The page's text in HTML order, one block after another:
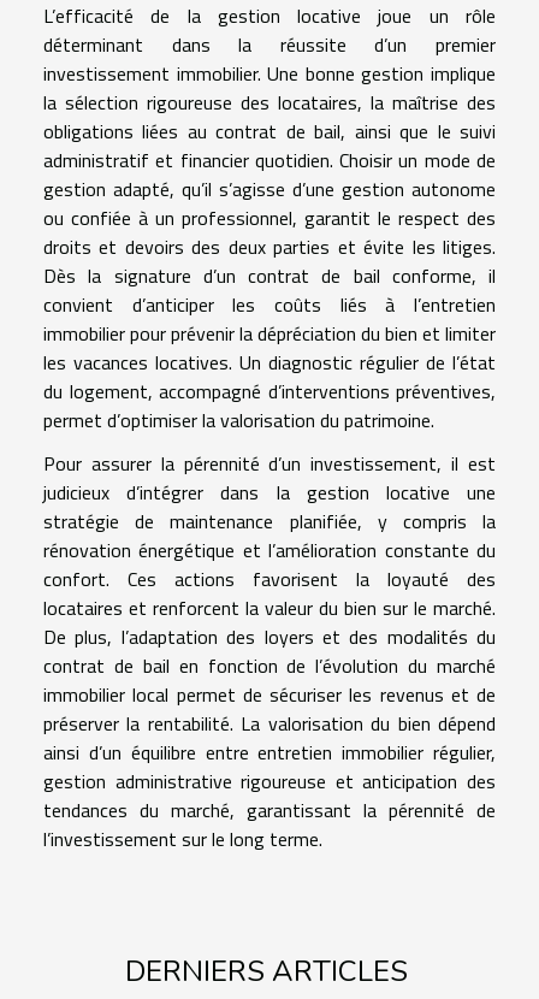
L’efficacité de la gestion locative joue un rôle
déterminant dans la réussite d’un premier
investissement immobilier. Une bonne gestion implique
la sélection rigoureuse des locataires, la maîtrise des
obligations liées au contrat de bail, ainsi que le suivi
administratif et financier quotidien. Choisir un mode de
gestion adapté, qu’il s’agisse d’une gestion autonome
ou confiée à un professionnel, garantit le respect des
droits et devoirs des deux parties et évite les litiges.
Dès la signature d’un contrat de bail conforme, il
convient d’anticiper les coûts liés à l’entretien
immobilier pour prévenir la dépréciation du bien et limiter
les vacances locatives. Un diagnostic régulier de l’état
du logement, accompagné d’interventions préventives,
permet d’optimiser la valorisation du patrimoine.
Pour assurer la pérennité d’un investissement, il est
judicieux d’intégrer dans la gestion locative une
stratégie de maintenance planifiée, y compris la
rénovation énergétique et l’amélioration constante du
confort. Ces actions favorisent la loyauté des
locataires et renforcent la valeur du bien sur le marché.
De plus, l’adaptation des loyers et des modalités du
contrat de bail en fonction de l’évolution du marché
immobilier local permet de sécuriser les revenus et de
préserver la rentabilité. La valorisation du bien dépend
ainsi d’un équilibre entre entretien immobilier régulier,
gestion administrative rigoureuse et anticipation des
tendances du marché, garantissant la pérennité de
l’investissement sur le long terme.
DERNIERS ARTICLES